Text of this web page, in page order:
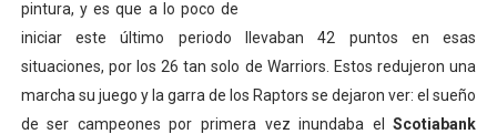
pintura, y es que a lo poco de
iniciar este último periodo llevaban 42 puntos en esas
situaciones, por los 26 tan solo de Warriors. Estos redujeron una
marcha su juego y la garra de los Raptors se dejaron ver: el sueño
de ser campeones por primera vez inundaba elScotiabank